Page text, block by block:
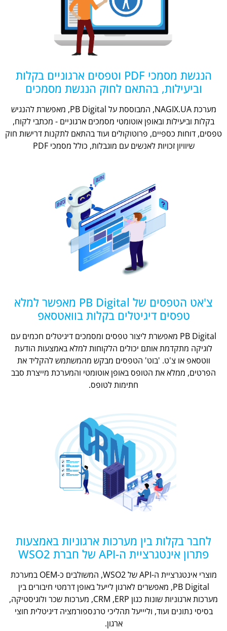
הנגשת מסמכי PDF וטפסים ארגוניים בקלות
וביעילות, בהתאם לחוק הנגשת מסמכים
מערכת NAGIX.UA, המבוססת על PB Digital, מאפשרת להנגיש
בקלות וביעילות ובאופן אוטומטי מסמכים ארגוניים - מכתבי לקוח,
טפסים, דוחות כספיים, פרוטוקולים ועוד בהתאם לתקנות דרישות חוק
שיוויון זכויות לאנשים עם מוגבלות, כולל מסמכי PDF
צ'אט הטפסים של PB Digital מאפשר למלא
טפסים דיגיטלים בקלות בוואטסאפ
PB Digital מאפשרת ליצור טפסים ומסמכים דיגיטלים חכמים עם
לוגיקה מתקדמת אותם יכולים הלקוחות למלא באמצעות הודעת
ווטסאפ או צ'ט. 'בוט' הטפסים מבקש מהמשתמש להקליד את
הפרטים, ממלא את הטופס באופן אוטומטי והמערכת מייצרת סבב
חתימות לטופס.
לחבר בקלות בין מערכות ארגוניות באמצעות
פתרון אינטגרציית ה-API של חברת WSO2
מוצרי אינטגרציית ה-API של WSO2, המשולבים כ-OEM במערכת
PB Digital, מאפשרים לארגון לייעל באופן דרמטי חיבורים בין
מערכות ארגוניות שונות כגון CRM ,ERP, מערכות שכר ולוגיסטיקה,
בסיסי נתונים ועוד, וליייעל תהליכי טרנספורמציה דיגיטלית חוצי
ארגון.